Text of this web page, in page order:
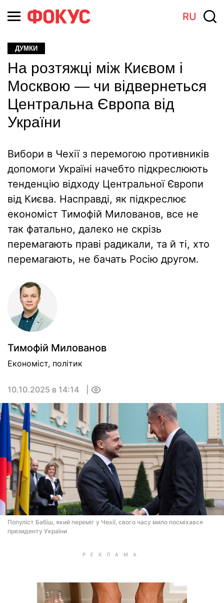
RU
ДУМКИ
На розтяжці між Києвом і
Москвою — чи відвернеться
Центральна Європа від
України
Вибори в Чехії з перемогою противників
допомоги Україні начебто підкреслюють
тенденцію відходу Центральної Європи
від Києва. Насправді, як підкреслює
економіст Тимофій Милованов, все не
так фатально, далеко не скрізь
перемагають праві радикали, та й ті, хто
перемагають, не бачать Росію другом.
Тимофiй Милованов
Економіст, політик
10.10.2025 в 14:14
Популіст Бабіш, який переміг у Чехії, свого часу мило посміхався
президенту України